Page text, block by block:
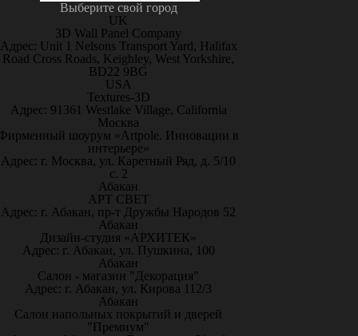
Выберите свой город
UK
3D Wall Panel Company
Адрес: Unit 1 Nelsons Transport Yard, Halifax
Road Cross Roads, Keighley, West Yorkshire,
BD22 9BG
USA
Textures-3D
Адрес: 91361 Westlake Village, California
Москва
шоурум «Artpole. Инновации в
интерьере»
Адрес: г. Москва, ул. Каретный Ряд, д. 5/10
с. 2
Абакан
АРТ СВЕТ
Адрес: г. Абакан, пр-т Дружбы Народов 52
Абакан
Дизайн-студия «АРХИТЕК»
Адрес: г. Абакан, ул. Пушкина, 100
Абакан
Салон - магазин "Декорация"
Адрес: г. Абакан, ул. Кирова 112/3
Абакан
Салон напольных покрытий и дверей
"Премиум"